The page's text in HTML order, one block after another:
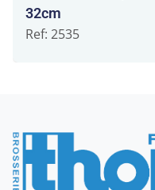
32cm
Ref: 2535